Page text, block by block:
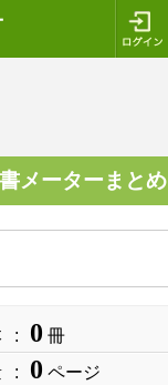
メーターまとめ
0 冊
0 ページ